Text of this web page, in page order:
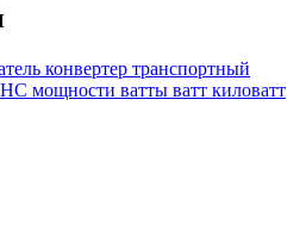
конвертер транспортный
мощности ватты ватт киловатт